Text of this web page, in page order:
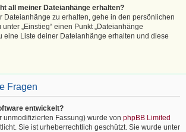
all meiner Dateianhänge erhalten?
Dateianhänge zu erhalten, gehe in den persönlichen
„Einstieg“ einen Punkt „Dateianhänge
eine Liste deiner Dateianhänge erhalten und diese
Fragen
entwickelt?
unmodifizierten Fassung) wurde von phpBB Limited
Sie ist urheberrechtlich geschützt. Sie wurde unter